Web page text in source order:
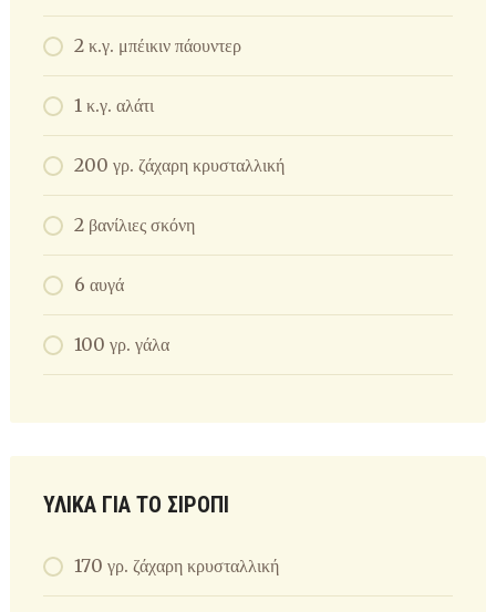
2 κ.γ. μπέικιν πάουντερ
1 κ.γ. αλάτι
200 γρ. ζάχαρη κρυσταλλική
2 βανίλιες σκόνη
6 αυγά
100 γρ. γάλα
ΥΛΙΚΆ ΓΙΑ ΤΟ ΣΙΡΌΠΙ
170 γρ. ζάχαρη κρυσταλλική